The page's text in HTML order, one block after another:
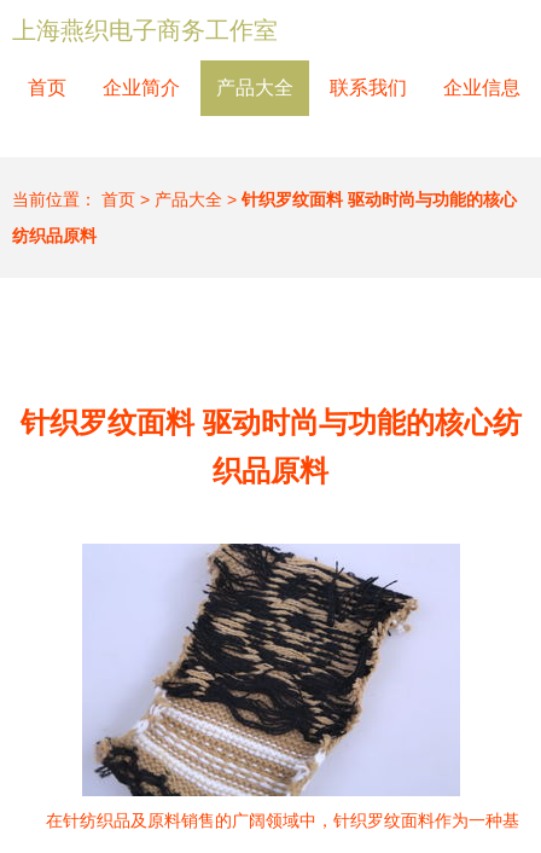
上海燕织电子商务工作室
首页 企业简介 产品大全 联系我们 企业信息
当前位置： 首页 > 产品大全 > 针织罗纹面料 驱动时尚与功能的核心
纺织品原料
针织罗纹面料 驱动时尚与功能的核心纺
织品原料
在针纺织品及原料销售的广阔领域中，针织罗纹面料作为一种基